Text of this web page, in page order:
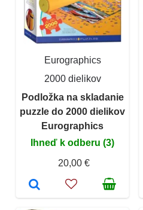
Eurographics
2000 dielikov
Podložka na skladanie
puzzle do 2000 dielikov
Eurographics
Ihneď k odberu (3)
20,00 €